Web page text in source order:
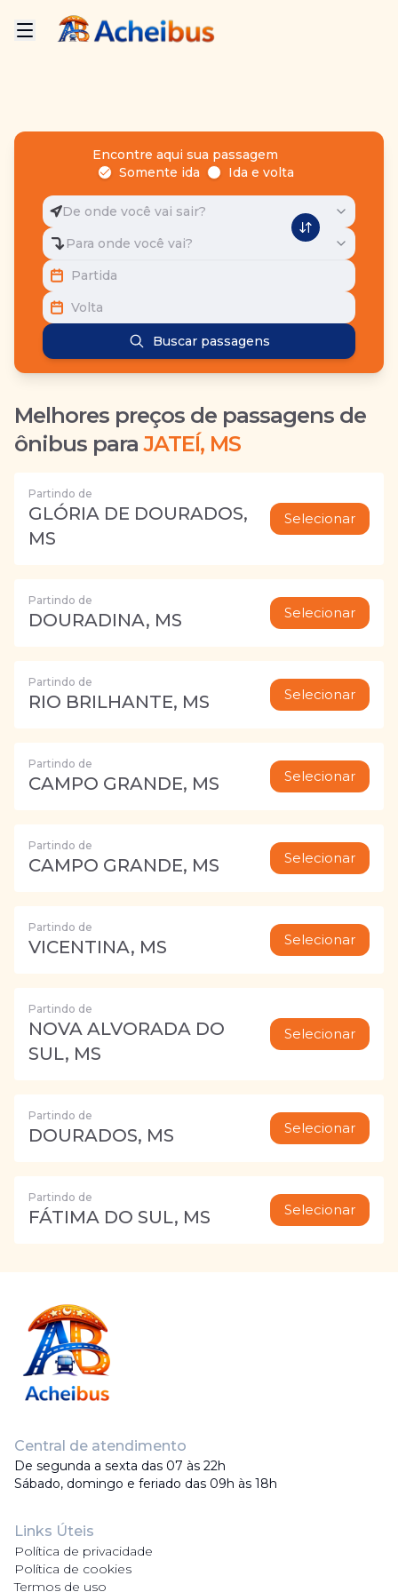
Encontre aqui sua passagem
Somente ida
Ida e volta
De onde você vai sair?
Para onde você vai?
Partida
Volta
Buscar passagens
Melhores preços de passagens de
ônibus para JATEÍ, MS
Partindo de
GLÓRIA DE DOURADOS,
MS
Selecionar
Partindo de
DOURADINA, MS Selecionar
Partindo de
RIO BRILHANTE, MS Selecionar
Partindo de
CAMPO GRANDE, MS Selecionar
Partindo de
CAMPO GRANDE, MS Selecionar
Partindo de
VICENTINA, MS Selecionar
Partindo de
NOVA ALVORADA DO
SUL, MS
Selecionar
Partindo de
DOURADOS, MS Selecionar
Partindo de
FÁTIMA DO SUL, MS Selecionar
Central de atendimento
De segunda a sexta das 07 às 22h
Sábado, domingo e feriado das 09h às 18h
Links Úteis
Política de privacidade
Política de cookies
Termos de uso